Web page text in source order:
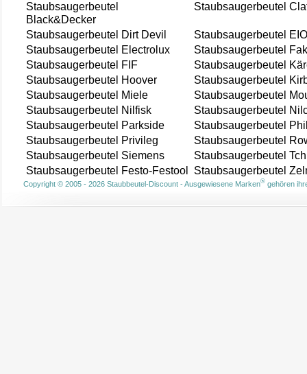
Staubsaugerbeutel
Black&Decker
Staubsaugerbeutel
Staubsaugerbeutel Dirt Devil
Staubsaugerbeutel
Staubsaugerbeutel Electrolux
Staubsaugerbeutel
Staubsaugerbeutel FIF
Staubsaugerbeutel
Staubsaugerbeutel Hoover
Staubsaugerbeutel
Staubsaugerbeutel Miele
Staubsaugerbeutel
Staubsaugerbeutel Nilfisk
Staubsaugerbeutel
Staubsaugerbeutel Parkside
Staubsaugerbeutel
Staubsaugerbeutel Privileg
Staubsaugerbeutel
Staubsaugerbeutel Siemens
Staubsaugerbeutel
Staubsaugerbeutel Festo-Festool
Staubsaugerbeutel
Copyright © 2005 - 2026 Staubbeutel-Discount - Ausgewiesene Marken®gehören